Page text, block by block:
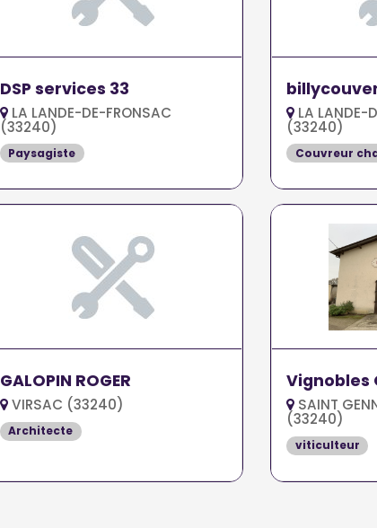
DSP services 33
LA LANDE-DE-FRONSAC
(33240)
Paysagiste
LA LANDE-
(33240)
Couvreur
GALOPIN ROGER
VIRSAC (33240)
Architecte
Vignobles
SAINT
(33240)
viticulteur